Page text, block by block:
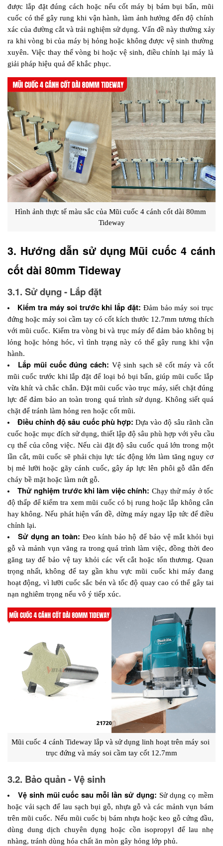
được lắp đặt đúng cách hoặc nếu cốt máy bị bám bụi bẩn, mũi
cuốc có thể gây rung khi vận hành, làm ảnh hưởng đến độ chính
xác của đường cắt và trải nghiệm sử dụng. Vấn đề này thường xảy
ra khi vòng bi của máy bị hỏng hoặc không được vệ sinh thường
xuyên. Việc thay thế vòng bi hoặc vệ sinh, điều chỉnh lại máy là
giải pháp hiệu quả để khắc phục.
Hình ảnh thực tế màu sắc của Mũi cuốc 4 cánh cốt dài 80mm
Tideway
3. Hướng dẫn sử dụng Mũi cuốc 4 cánh
cốt dài 80mm Tideway
3.1. Sử dụng - Lắp đặt
Kiểm tra máy soi trước khi lắp đặt: Đảm bảo máy soi trục
đứng hoặc máy soi cầm tay có cốt kích thước 12.7mm tương thích
với mũi cuốc. Kiểm tra vòng bi và trục máy để đảm bảo không bị
lỏng hoặc hỏng hóc, vì tình trạng này có thể gây rung khi vận
hành.
Lắp mũi cuốc đúng cách: Vệ sinh sạch sẽ cốt máy và cốt
mũi cuốc trước khi lắp đặt để loại bỏ bụi bẩn, giúp mũi cuốc lắp
vừa khít và chắc chắn. Đặt mũi cuốc vào trục máy, siết chặt đúng
lực để đảm bảo an toàn trong quá trình sử dụng. Không siết quá
chặt để tránh làm hỏng ren hoặc cốt mũi.
Điều chỉnh độ sâu cuốc phù hợp: Dựa vào độ sâu rãnh cần
cuốc hoặc mục đích sử dụng, thiết lập độ sâu phù hợp với yêu cầu
cụ thể của công việc. Nếu cài đặt độ sâu cuốc quá lớn trong một
lần cắt, mũi cuốc sẽ phải chịu lực tác động lớn làm tăng nguy cơ
bị mẻ lưỡi hoặc gãy cánh cuốc, gây áp lực lên phôi gỗ dẫn đến
cháy bề mặt hoặc làm nứt gỗ.
Thử nghiệm trước khi làm việc chính: Chạy thử máy ở tốc
độ thấp để kiểm tra xem mũi cuốc có bị rung hoặc lắp không cân
hay không. Nếu phát hiện vấn đề, dừng máy ngay lập tức để điều
chỉnh lại.
Sử dụng an toàn: Đeo kính bảo hộ để bảo vệ mắt khỏi bụi
gỗ và mảnh vụn văng ra trong quá trình làm việc, đồng thời đeo
găng tay để bảo vệ tay khỏi các vết cắt hoặc tổn thương. Quan
trọng nhất, không để tay gần khu vực mũi cuốc khi máy đang
hoạt động, vì lưỡi cuốc sắc bén và tốc độ quay cao có thể gây tai
nạn nghiêm trọng nếu vô ý tiếp xúc.
Mũi cuốc 4 cánh Tideway lắp và sử dụng linh hoạt trên máy soi
trục đứng và máy soi cầm tay cốt 12.7mm
3.2. Bảo quản - Vệ sinh
Vệ sinh mũi cuốc sau mỗi lần sử dụng: Sử dụng cọ mềm
hoặc vải sạch để lau sạch bụi gỗ, nhựa gỗ và các mảnh vụn bám
trên mũi cuốc. Nếu mũi cuốc bị bám nhựa hoặc keo gỗ cứng đầu,
dùng dung dịch chuyên dụng hoặc cồn isopropyl để lau nhẹ
nhàng, tránh dùng hóa chất ăn mòn gây hỏng lớp phủ.